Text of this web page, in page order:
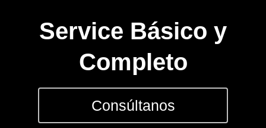
Service Básico y
Completo
Consúltanos
Contacto